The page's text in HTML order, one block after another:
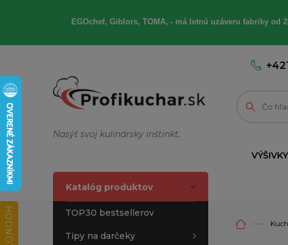
EGOchef, Giblors, TOMA, - má letnú uzáveru fabriky
Nasýť svoj kulinársky inštinkt.
VÝŠIVKY
Katalóg produktov
TOP30 bestsellerov
Tipy na darčeky